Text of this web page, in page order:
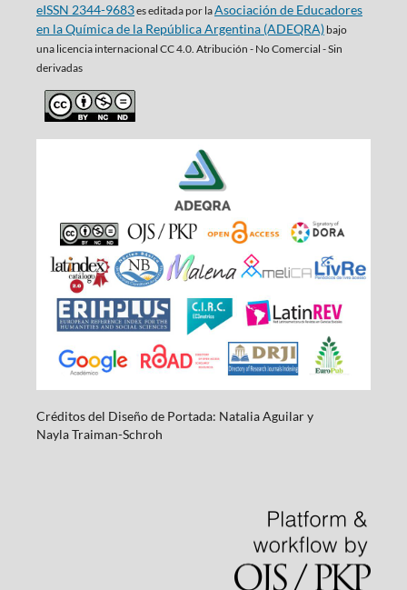
eISSN 2344-9683es editada por laAsociación de Educadores
en la Química de la República Argentina (ADEQRA)bajo
una licencia internacional CC 4.0. Atribución - No Comercial - Sin
derivadas
Créditos del Diseño de Portada: Natalia Aguilar y
NaylaTraiman-Schroh